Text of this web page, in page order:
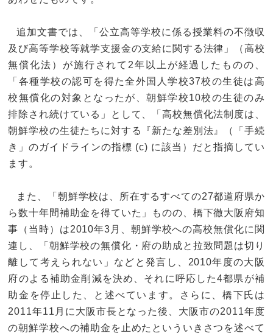
追加文書では、「公立高等学校に係る授業料の不徴収
及び高等学校等就学支援金の支給に関する法律」（高校
無償化法）が施行されて2年以上が経過したものの、
「各種学校の認可を得た全外国人学校37校の生徒は高
校無償化の対象となったが、朝鮮学校10校の生徒のみ
排除され続けている」として、「高校無償化法制度は、
朝鮮学校の生徒たちに対する『新たな差別法』（「手続
き」のガイドラインの指標 (c) に該当）だと指摘してい
ます。
また、「朝鮮学校は、所在するすべての27都道府県か
ら数十年間補助金を得ていた」ものの、橋下徹大阪府知
事（当時）は2010年3月、朝鮮学校への高校無償化に関
連し、「朝鮮学校の無償化・府の助成と拉致問題は切り
離して考えられない」などと発言し、2010年度の大阪
府のよる補助金削減を決め、それに呼応した4都県が補
助金を停止した、と述べています。さらに、橋下氏は
2011年11月に大阪市長となった後、大阪市の2011年度
の朝鮮学校への補助金を止めたといういきさつを述べて